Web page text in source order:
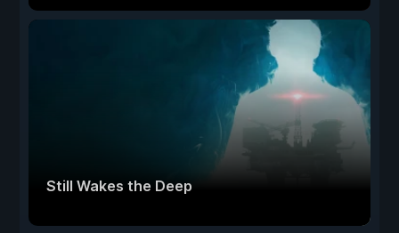
Still Wakes the Deep